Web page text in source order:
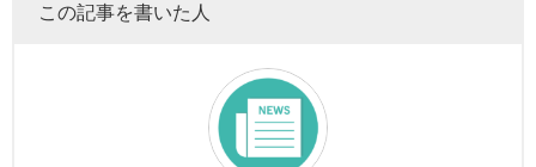
この記事を書いた人